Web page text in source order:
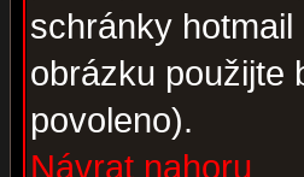
schránky
obrázku použijte
povoleno).
Návrat nahoru